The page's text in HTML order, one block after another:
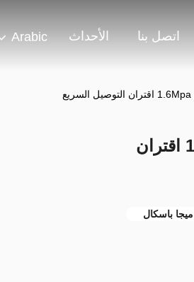
اتصل بنا الأحداث Arabic
الفولاذ المقاوم للصدأ الهوائية اقتران سريع 1.6Mpa اقتران